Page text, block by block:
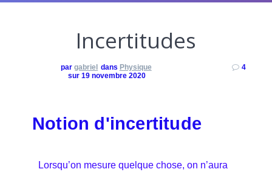
Incertitudes
pargabriel dans Physique
sur 19 novembre 2020
4
Notion d'incertitude
Lorsqu’on mesure quelque chose, on n’aura